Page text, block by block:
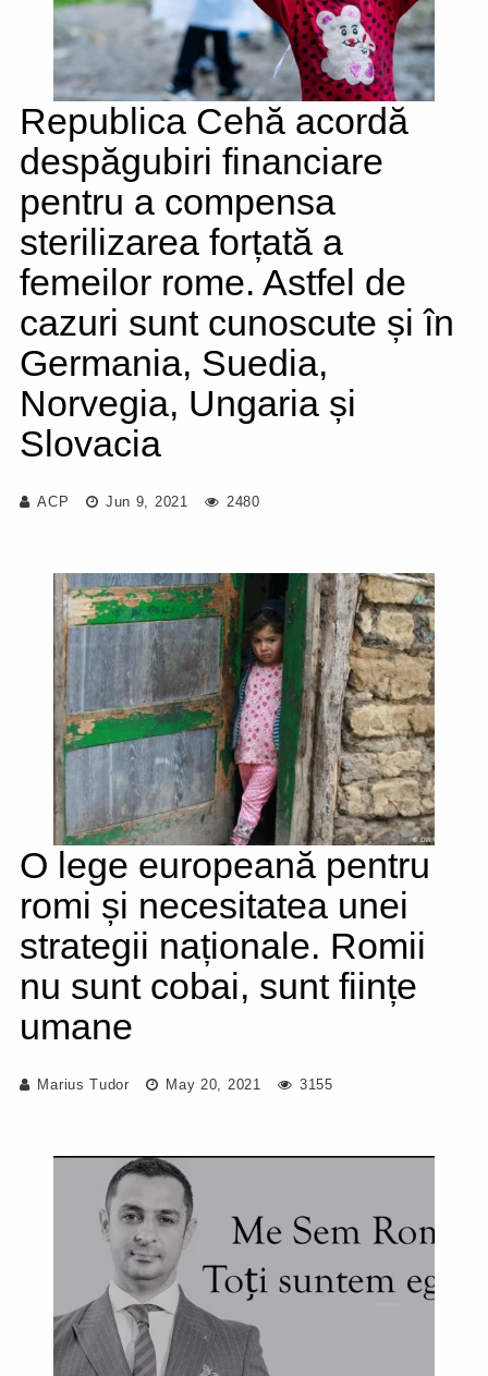
Republica Cehă acordă
despăgubiri financiare
pentru a compensa
sterilizarea forțată a
femeilor rome. Astfel de
cazuri sunt cunoscute și în
Germania, Suedia,
Norvegia, Ungaria și
Slovacia
ACP Jun 9, 2021 2480
O lege europeană pentru
romi și necesitatea unei
strategii naționale. Romii
nu sunt cobai, sunt ființe
umane
Marius Tudor May 20, 2021 3155